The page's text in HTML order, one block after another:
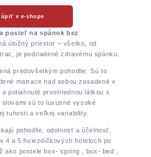
v e-shope
posteľ na spánok bez
úložný priestor – všetko, od
je podriadené zdravému spánku.
predovšetkým pohodlie. Sú to
matrace nad sebou zasadené v
potiahnuté prvotriednou látkou s
sú to luxusné vysoké
tuhosti a veľkej variability.
pohodlie, odolnosť a účelnosť.
4 a 5 hviezdičkových hoteloch po
ako postele box- spring , box- bed ,